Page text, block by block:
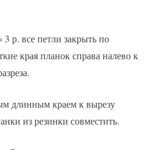
р. все петли закрыть по
края планок справа налево к
длинным краем к вырезу
из резинки совместить.